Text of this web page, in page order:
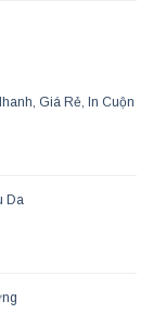
Giá Rẻ, In Cuộn
Da